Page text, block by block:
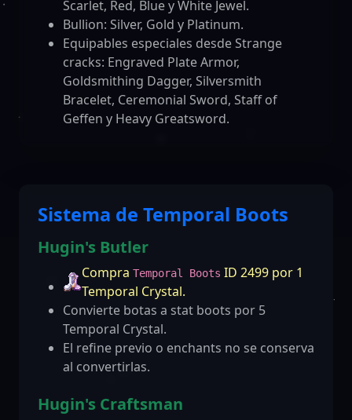
Scarlet, Red, Blue y White Jewel.
Bullion: Silver, Gold y Platinum.
Equipables especiales desde Strange
cracks: Engraved Plate Armor,
Goldsmithing Dagger, Silversmith
Bracelet, Ceremonial Sword, Staff of
Geffen y Heavy Greatsword.
Sistema de Temporal Boots
Hugin's Butler
Compra Temporal Boots ID 2499 por 1
Temporal Crystal.
Convierte botas a stat boots por 5
Temporal Crystal.
El refine previo o enchants no se conserva
al convertirlas.
Hugin's Craftsman